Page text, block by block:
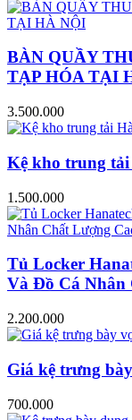
BÀN QUẦY
TẠP HÓA TẠI
3.500.000
Kệ kho trung
1.500.000
Tủ Locker
Và Đồ Cá Nhân
2.200.000
Giá kệ trưng
700.000